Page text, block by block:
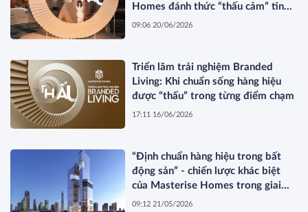
Homes đánh thức “thấu cảm” tinh
hoa về không gian sống hàng hiệu
09:06 20/06/2026
Triển lãm trải nghiệm Branded
Living: Khi chuẩn sống hàng hiệu
được “thấu” trong từng điểm chạm
17:11 16/06/2026
“Định chuẩn hàng hiệu trong bất
động sản” - chiến lược khác biệt
của Masterise Homes trong giai
đoạn thị trường tái cấu trúc
09:12 21/05/2026